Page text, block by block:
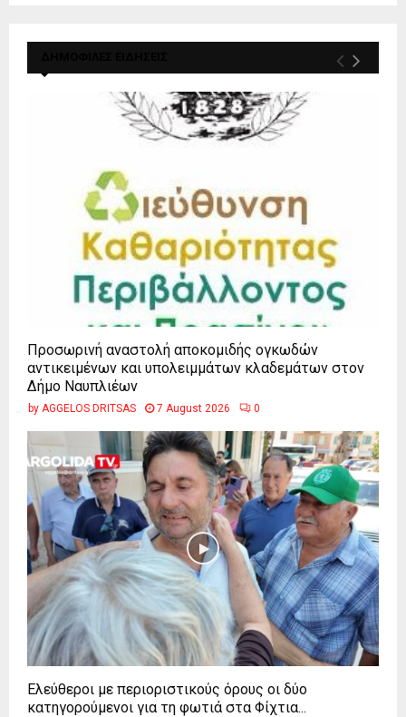
Προσωρινή αναστολή αποκομιδής ογκωδών
αντικειμένων και υπολειμμάτων κλαδεμάτων στον
Δήμο Ναυπλιέων
by AGGELOS DRITSAS 7 August 2026 0
Ελεύθεροι με περιοριστικούς όρους οι δύο
κατηγορούμενοι για τη φωτιά στα Φίχτια...